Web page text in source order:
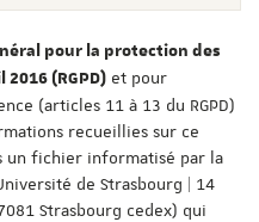
pour la protection des
(RGPD) et pour
(articles 11 à 13 du RGPD)
recueillies sur ce
un fichier informatisé par la
de Strasbourg | 14
Strasbourg cedex) qui